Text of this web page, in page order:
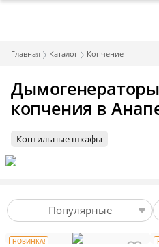
Главная Каталог Копчение
копчения в
Коптильные шкафы
Популярные
НОВИНКА!